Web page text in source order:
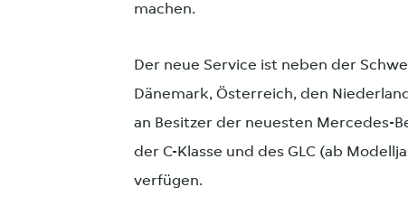
machen.
Der neue Service ist neben der
Dänemark, Österreich, den
an Besitzer der neuesten Mercedes-
der C-Klasse und des GLC (ab
verfügen.